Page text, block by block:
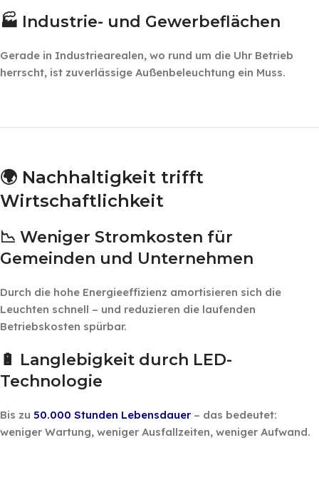
🏭 Industrie- und Gewerbeflächen
Gerade in Industriearealen, wo rund um die Uhr Betrieb
herrscht, ist zuverlässige Außenbeleuchtung ein Muss.
🌍 Nachhaltigkeit trifft
Wirtschaftlichkeit
📉 Weniger Stromkosten für
Gemeinden und Unternehmen
Durch die hohe Energieeffizienz amortisieren sich die
Leuchten schnell – und reduzieren die laufenden
Betriebskosten spürbar.
🔋 Langlebigkeit durch LED-
Technologie
Bis zu 50.000 Stunden Lebensdauer – das bedeutet:
weniger Wartung, weniger Ausfallzeiten, weniger Aufwand.